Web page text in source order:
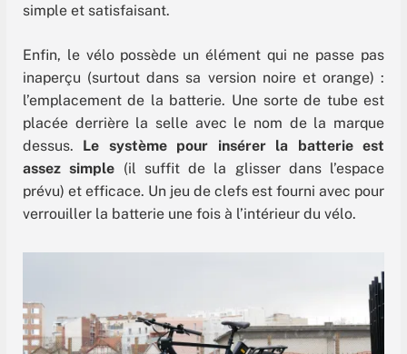
simple et satisfaisant.
Enfin, le vélo possède un élément qui ne passe pas
inaperçu (surtout dans sa version noire et orange) :
l’emplacement de la batterie. Une sorte de tube est
placée derrière la selle avec le nom de la marque
dessus. Le système pour insérer la batterie est
assez simple (il suffit de la glisser dans l’espace
prévu) et efficace. Un jeu de clefs est fourni avec pour
verrouiller la batterie une fois à l’intérieur du vélo.